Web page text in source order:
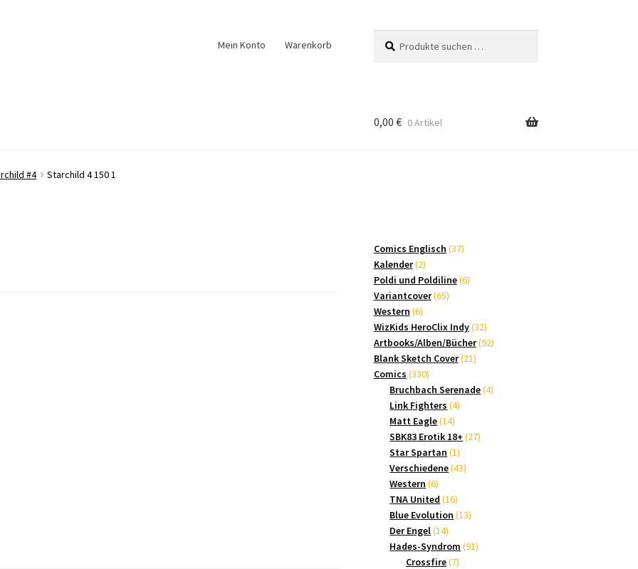
Mein Konto Warenkorb
nach:
0,00 € 0 Artikel
#4 Starchild 4 150 1
Comics Englisch 3737
Kalender 22
Produkte
Poldi und Poldiline 66
Variantcover 6565
Western 66
Produkte
WizKids HeroClix Indy 3232
Produkte
Artbooks/Alben/Bücher 9292
Blank Sketch Cover 2121
Comics 330330
Produkte
Bruchbach Serenade 44
Link Fighters 44
Matt Eagle 1414
Produkte
SBK83 Erotik 18+ 2727
Star Spartan 11
Produkt
Verschiedene 4343
Western 66
Produkte
TNA United 1616
Produkte
Blue Evolution 1313
Der Engel 1414
Produkte
Hades-Syndrom 9191
Crossfire 77